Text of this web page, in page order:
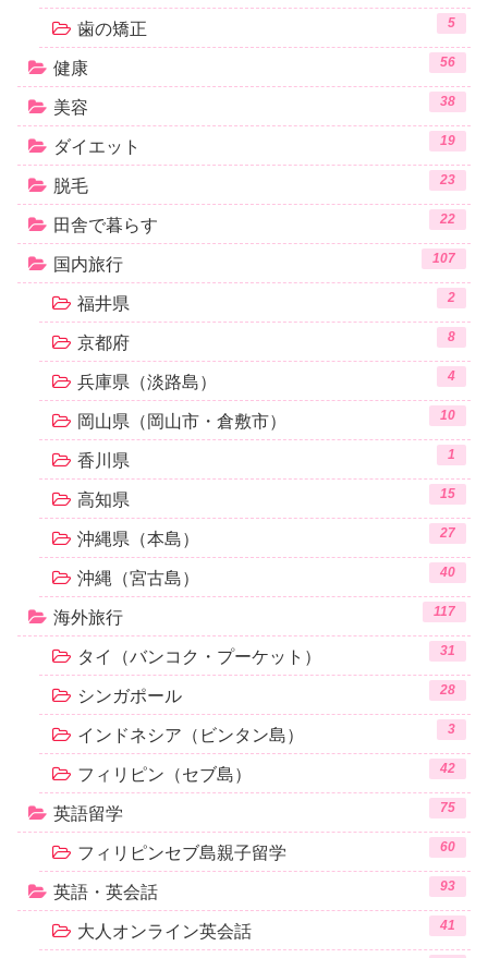
歯の矯正 5
健康 56
美容 38
ダイエット 19
脱毛 23
田舎で暮らす 22
国内旅行 107
福井県 2
京都府 8
兵庫県（淡路島） 4
岡山県（岡山市・倉敷市） 10
香川県 1
高知県 15
沖縄県（本島） 27
沖縄（宮古島） 40
海外旅行 117
タイ（バンコク・プーケット） 31
シンガポール 28
インドネシア（ビンタン島） 3
フィリピン（セブ島） 42
英語留学 75
フィリピンセブ島親子留学 60
英語・英会話 93
大人オンライン英会話 41